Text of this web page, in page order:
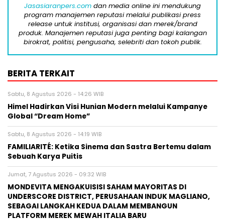
Jasasiaranpers.com dan media online ini mendukung
program manajemen reputasi melalui publikasi press
release untuk institusi, organisasi dan merek/brand
produk. Manajemen reputasi juga penting bagi kalangan
birokrat, politisi, pengusaha, selebriti dan tokoh publik.
BERITA TERKAIT
Sabtu, 8 Agustus 2026 - 14:26 WIB
Himel Hadirkan Visi Hunian Modern melalui Kampanye
Global “Dream Home”
Sabtu, 8 Agustus 2026 - 14:19 WIB
FAMILIARITÉ: Ketika Sinema dan Sastra Bertemu dalam
Sebuah Karya Puitis
Jumat, 7 Agustus 2026 - 09:32 WIB
MONDEVITA MENGAKUISISI SAHAM MAYORITAS DI
UNDERSCORE DISTRICT, PERUSAHAAN INDUK MAGLIANO,
SEBAGAI LANGKAH KEDUA DALAM MEMBANGUN
PLATFORM MEREK MEWAH ITALIA BARU